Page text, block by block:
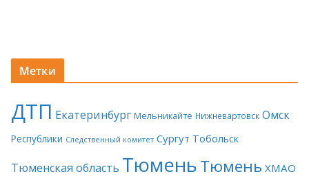
Метки
ДТП Екатеринбург Мельникайте Нижневартовск Омск
Республики Следственный комитет Сургут Тобольск
Тюменская область ТюменьТюмень ХМАО